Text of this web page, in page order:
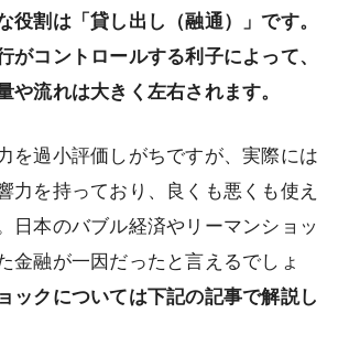
役割は「貸し出し（融通）」です。
がコントロールする利子によって、
や流れは大きく左右されます。
を過小評価しがちですが、実際には
力を持っており、良くも悪くも使え
日本のバブル経済やリーマンショッ
金融が一因だったと言えるでしょ
ックについては下記の記事で解説し